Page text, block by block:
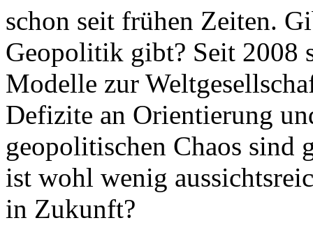
schon seit frühen Zeiten.
Geopolitik gibt? Seit 2008
Modelle zur
Defizite an Orientierung
geopolitischen Chaos sind
ist wohl wenig
in Zukunft?